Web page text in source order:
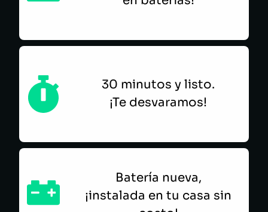
30 minutos y listo.
¡Te desvaramos!
Batería nueva,
¡instalada en tu casa sin